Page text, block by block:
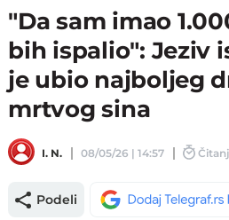
"Da sam imao
bih ispalio": Jeziv
je ubio najboljeg
mrtvog sina
I. N. 08/05/26 | 14:57
Podeli